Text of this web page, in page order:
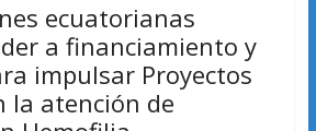
ecuatorianas
a financiamiento y
impulsar Proyectos
la atención de